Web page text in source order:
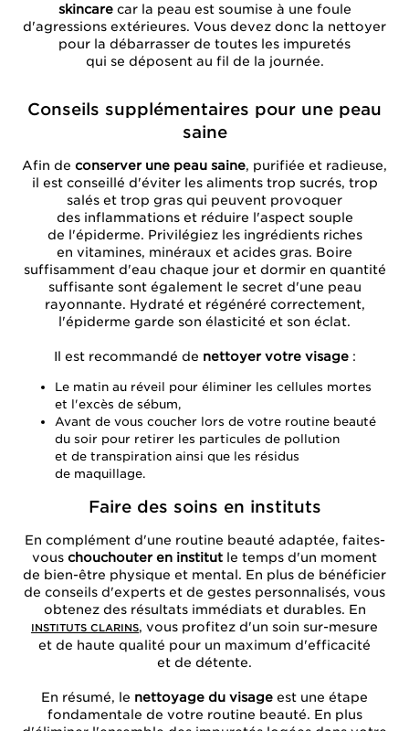
skincarecar la peau est soumise à une foule
d'agressions extérieures. Vous devez donc la nettoyer
pour la débarrasser de toutes les impuretés
qui se déposent au fil de la journée.
Conseils supplémentaires pour une peau
saine
Afin de conserver une peau saine, purifiée et radieuse,
il est conseillé d'éviter les aliments trop sucrés, trop
salés et trop gras qui peuvent provoquer
des inflammations et réduire l'aspect souple
de l'épiderme. Privilégiez les ingrédients riches
en vitamines, minéraux et acides gras. Boire
suffisamment d'eau chaque jour et dormir en quantité
suffisante sont également le secret d'une peau
rayonnante. Hydraté et régénéré correctement,
l'épiderme garde son élasticité et son éclat.
Il est recommandé de nettoyer votre visage:
Le matin au réveil pour éliminer les cellules mortes
et l'excès de sébum,
Avant de vous coucher lors de votre routine beauté
du soir pour retirer les particules de pollution
et de transpiration ainsi que les résidus
de maquillage.
Faire des soins en instituts
En complément d'une routine beauté adaptée, faites-
vous chouchouter en institut le temps d'un moment
de bien-être physique et mental. En plus de bénéficier
de conseils d'experts et de gestes personnalisés, vous
obtenez des résultats immédiats et durables. En
INSTITUTS CLARINS, vous profitez d'un soin sur-mesure
et de haute qualité pour un maximum d'efficacité
et de détente.
En résumé, le nettoyage du visage est une étape
fondamentale de votre routine beauté. En plus